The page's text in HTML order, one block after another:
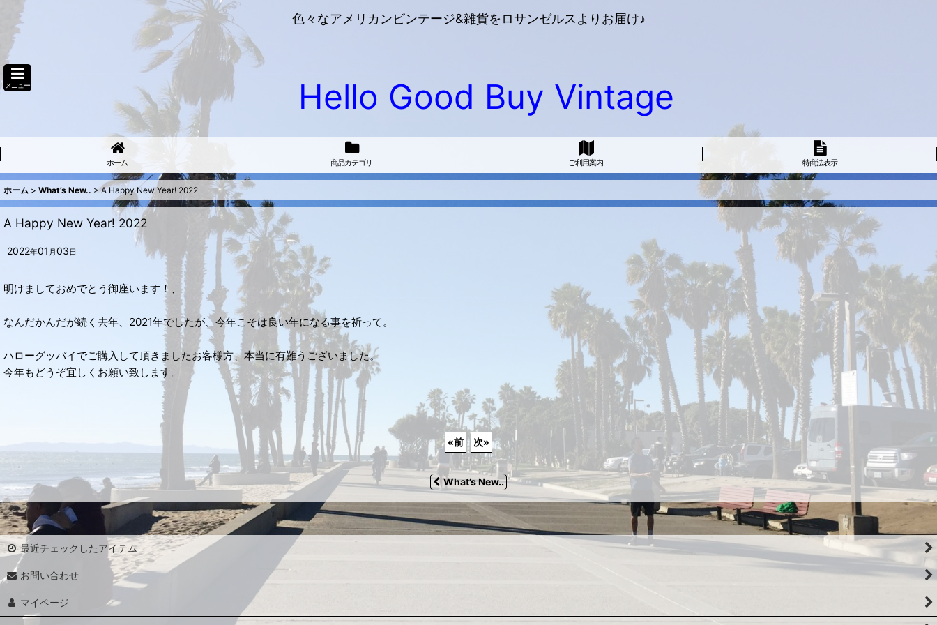
色々なアメリカンビンテージ&雑貨をロサンゼルスよりお届け♪
メニュー Hello Good Buy Vintage
ホーム 商品カテゴリ ご利用案内 特商法表示
ホーム > What’s New.. > A Happy New Year! 2022
A Happy New Year! 2022
2022年01 月03日
明けましておめでとう御座います！、
なんだかんだが続く去年、2021年でしたが、今年こそは良い年になる事を祈って。
ハローグッバイでご購入して頂きましたお客様方、本当に有難うございました。
今年もどうぞ宜しくお願い致します。
«前 次»
What’s New..
最近チェックしたアイテム
お問い合わせ
マイページ